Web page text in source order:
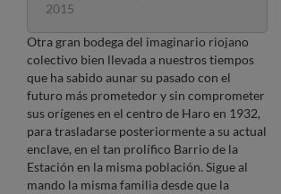
2015
Otra gran bodega del imaginario riojano
colectivo bien llevada a nuestros tiempos
que ha sabido aunar su pasado con el
futuro más prometedor y sin comprometer
sus orígenes en el centro de Haro en 1932,
para trasladarse posteriormente a su actual
enclave, en el tan prolífico Barrio de la
Estación en la misma población. Sigue al
mando la misma familia desde que la